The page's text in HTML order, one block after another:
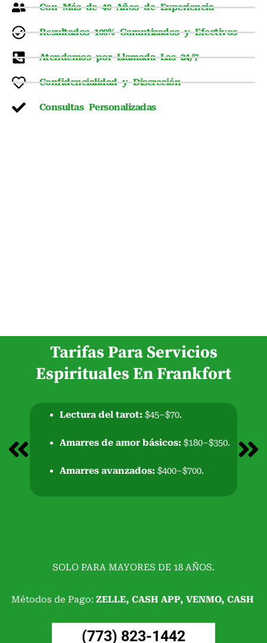
Con Más de 40 Años de Experiencia
Resultados 100% Garantizados y Efectivos
Atendemos por Llamada Las 24/7
Confidencialidad y Discreción
Consultas Personalizadas
Tarifas Para Servicios
Espirituales En Frankfort
Lectura del tarot: $45–$70.
Amarres de amor básicos: $180–$350.
Amarres avanzados: $400–$700.
SOLO PARA MAYORES DE 18 AÑOS.
Métodos de Pago: ZELLE, CASH APP, VENMO, CASH
(773) 823-1442